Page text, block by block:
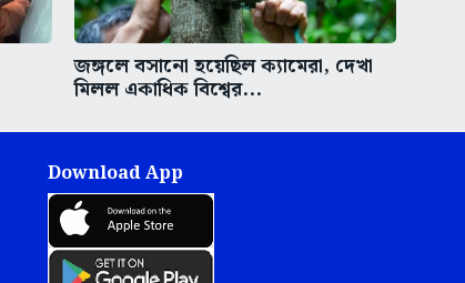
জঙ্গলে বসানো হয়েছিল ক্যামেরা, দেখা
মিলল একাধিক বিশ্বের...
Download App